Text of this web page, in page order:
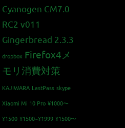
Cyanogen CM7.0
RC2 v011
Gingerbread 2.3.3
dropbox Firefox4メ
モリ消費対策
KAJIWARA LastPass skype
Xiaomi Mi 10 Pro ¥1000〜
¥1500 ¥1500~¥1999 ¥1500〜